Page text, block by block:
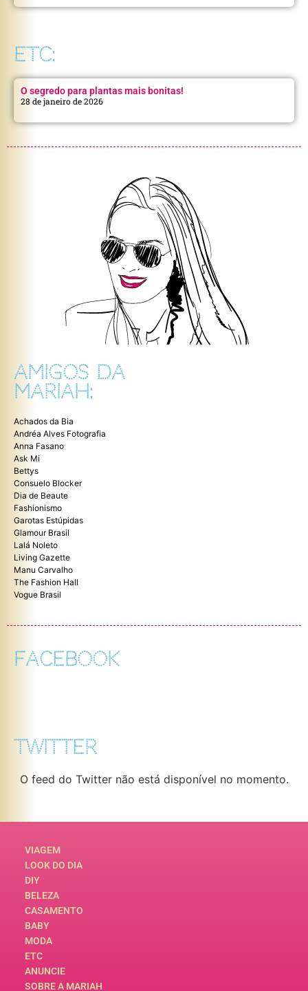
ETC:
O segredo para plantas mais bonitas!
28 de janeiro de 2026
AMIGOS DA
MARIAH:
Achados da Bia
Andréa Alves Fotografia
Anna Fasano
Ask Mi
Bettys
Consuelo Blocker
Dia de Beaute
Fashionismo
Garotas Estúpidas
Glamour Brasil
Lalá Noleto
Living Gazette
Manu Carvalho
The Fashion Hall
Vogue Brasil
FACEBOOK
TWITTER
O feed do Twitter não está disponível no momento.
VIAGEM
LOOK DO DIA
DIY
BELEZA
CASAMENTO
BABY
MODA
ETC
ANUNCIE
SOBRE A MARIAH